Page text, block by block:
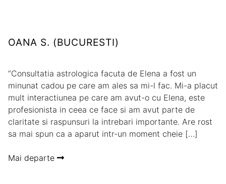
OANA S. (BUCURESTI)
“Consultatia astrologica facuta de Elena a fost un
minunat cadou pe care am ales sa mi-l fac. Mi-a placut
mult interactiunea pe care am avut-o cu Elena, este
profesionista in ceea ce face si am avut parte de
claritate si raspunsuri la intrebari importante. Are rost
sa mai spun ca a aparut intr-un moment cheie […]
Mai departe